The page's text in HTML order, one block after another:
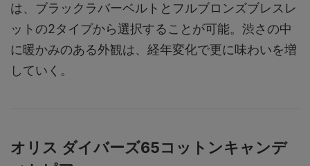
は、ブラックラバーベルトとフルブロンズブレスレ
ットの2タイプから選択することが可能。渋さの中
に暖かみのある外観は、経年変化で更に味わいを増
していく。
オリス ダイバーズ65コットンキャンデ